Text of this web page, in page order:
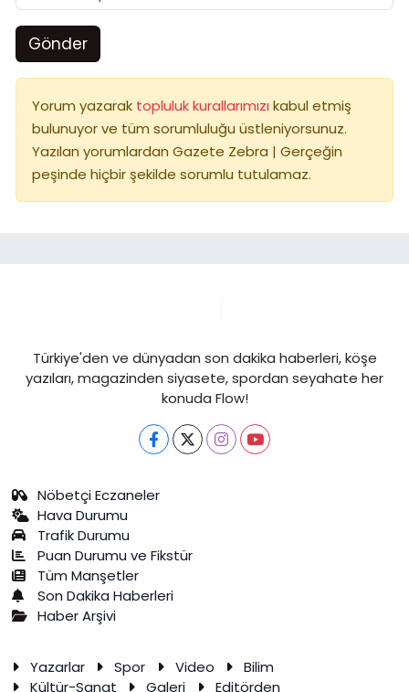
Gönder
Yorum yazarak topluluk kurallarımızı kabul etmiş
bulunuyor ve tüm sorumluluğu üstleniyorsunuz.
Yazılan yorumlardan Gazete Zebra | Gerçeğin
peşinde hiçbir şekilde sorumlu tutulamaz.
Türkiye'den ve dünyadan son dakika haberleri, köşe
yazıları, magazinden siyasete, spordan seyahate her
konuda Flow!
Nöbetçi Eczaneler
Hava Durumu
Trafik Durumu
Puan Durumu ve Fikstür
Tüm Manşetler
Son Dakika Haberleri
Haber Arşivi
Yazarlar Spor Video
Bilim
Kültür-Sanat
Galeri Editörden